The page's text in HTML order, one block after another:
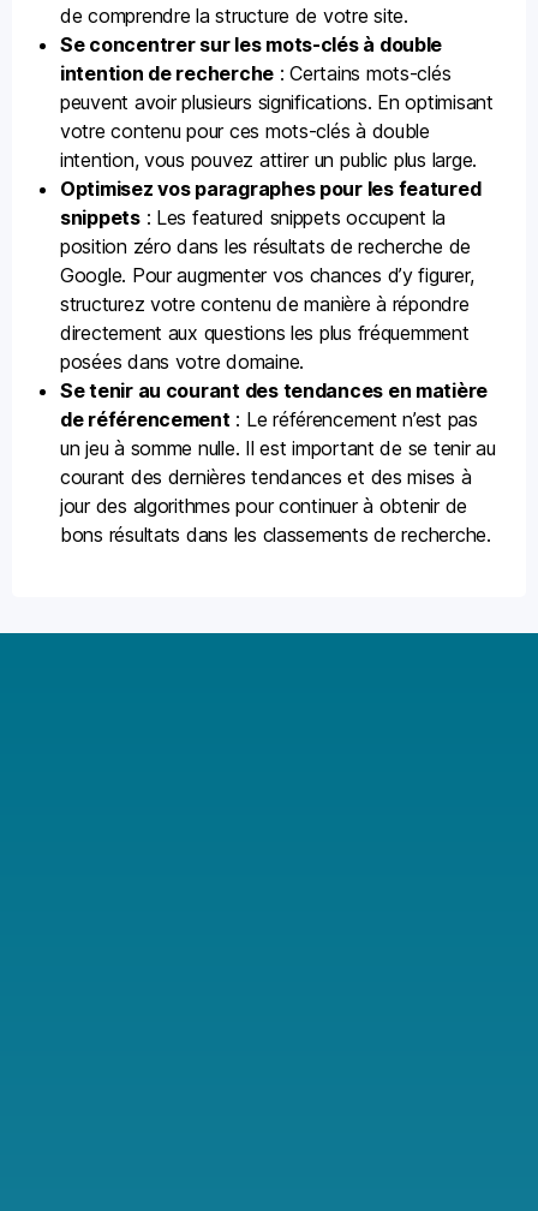
de comprendre la structure de votre site.
Se concentrer sur les mots-clés à double
intention de recherche : Certains mots-clés
peuvent avoir plusieurs significations. En optimisant
votre contenu pour ces mots-clés à double
intention, vous pouvez attirer un public plus large.
Optimisez vos paragraphes pour les featured
snippets: Les featured snippets occupent la
position zéro dans les résultats de recherche de
Google. Pour augmenter vos chances d’y figurer,
structurez votre contenu de manière à répondre
directement aux questions les plus fréquemment
posées dans votre domaine.
Se tenir au courant des tendances en matière
de référencement : Le référencement n’est pas
un jeu à somme nulle. Il est important de se tenir au
courant des dernières tendances et des mises à
jour des algorithmes pour continuer à obtenir de
bons résultats dans les classements de recherche.